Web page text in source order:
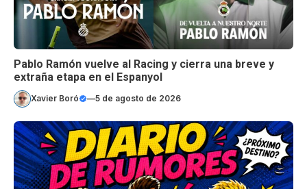
Pablo Ramón vuelve al Racing y cierra una breve y
extraña etapa en el Espanyol
Xavier Boró —5 de agosto de 2026